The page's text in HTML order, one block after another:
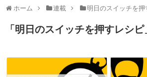
ホーム 連載 明日のスイッチを押
「 明日のスイッチを押すレシピ